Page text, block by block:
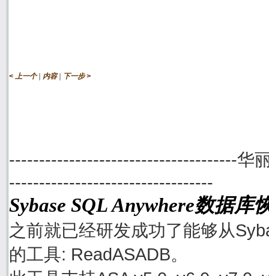
< 上一个 | 内容 | 下一步 >
--------------------------------------华
----------------------------------
Sybase SQL Anywhere数据库
之前就已经研发成功了能够从
的工具: ReadASADB。